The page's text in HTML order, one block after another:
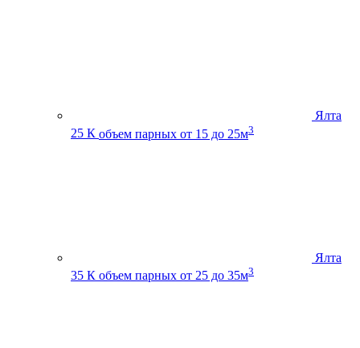
Ялта
25 К объем парных от 15 до 25м3
Ялта
35 К объем парных от 25 до 35м3